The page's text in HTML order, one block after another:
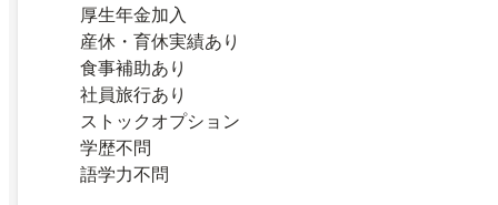
厚生年金加入
産休・育休実績あり
食事補助あり
社員旅行あり
ストックオプション
学歴不問
語学力不問